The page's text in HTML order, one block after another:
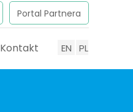
Portal Partnera
Kontakt EN PL